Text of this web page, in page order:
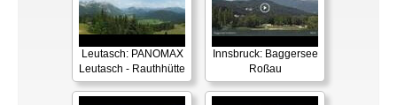
Leutasch: PANOMAX
Leutasch - Rauthhütte
Innsbruck: Baggersee
Roßau